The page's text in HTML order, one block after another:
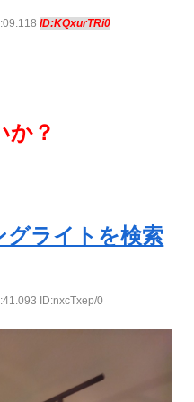
ID:KQxurTRi0
か？
ライトを検索
ID:nxcTxep/0